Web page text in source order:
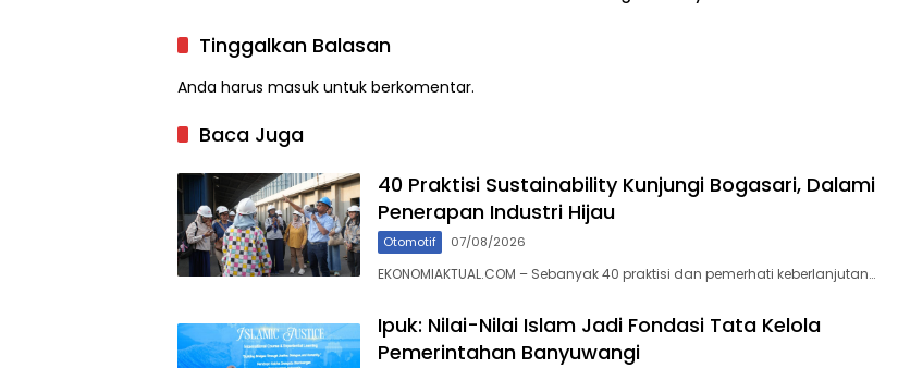
Tinggalkan Balasan
Anda harus masuk untuk berkomentar.
Baca Juga
40 Praktisi Sustainability Kunjungi Bogasari, Dalami
Penerapan Industri Hijau
Otomotif 07/08/2026
EKONOMIAKTUAL.COM – Sebanyak 40 praktisi dan pemerhati keberlanjutan…
Ipuk: Nilai-Nilai Islam Jadi Fondasi Tata Kelola
Pemerintahan Banyuwangi